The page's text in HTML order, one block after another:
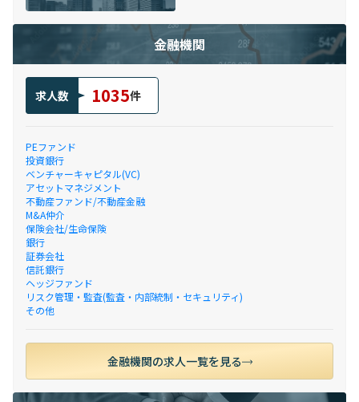
金融機関
求人数 1035件
PEファンド
投資銀行
ベンチャーキャピタル(VC)
アセットマネジメント
不動産ファンド/不動産金融
M&A仲介
保険会社/生命保険
銀行
証券会社
信託銀行
ヘッジファンド
リスク管理・監査(監査・内部統制・セキュリティ)
その他
金融機関の求人一覧を見る